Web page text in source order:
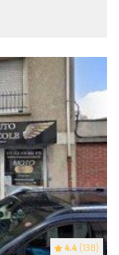
4.4 (138)